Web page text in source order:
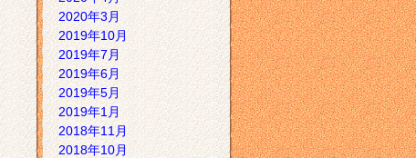
2020年3月
2019年10月
2019年7月
2019年6月
2019年5月
2019年1月
2018年11月
2018年10月